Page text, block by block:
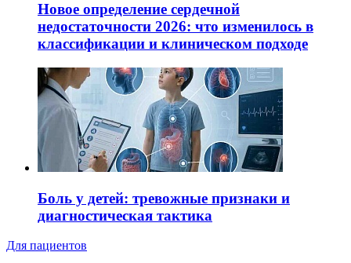
Новое определение сердечной
недостаточности 2026: что изменилось в
классификации и клиническом подходе
Боль у детей: тревожные признаки и
диагностическая тактика
Для пациентов